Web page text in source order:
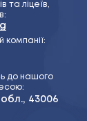
та ліцеїв,
компанії:
до нашого
43006